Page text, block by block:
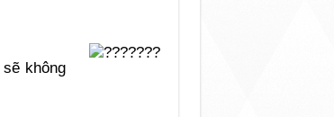
không